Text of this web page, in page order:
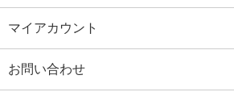
マイアカウント
お問い合わせ